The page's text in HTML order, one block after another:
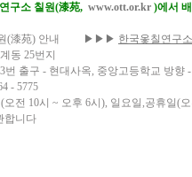
구소 칠원(漆苑, www.ott.or.kr )에서
원(漆苑) 안내 ▶▶▶ 한국옻칠연구
동 25번지
번 출구 - 현대사옥, 중앙고등학교 방향
- 5775
전 10시 ~ 오후 6시), 일요일,공휴일(
니다